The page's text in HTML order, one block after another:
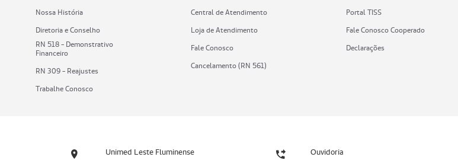
Nossa História
Diretoria e Conselho
RN 518 - Demonstrativo
Financeiro
RN 309 - Reajustes
Trabalhe Conosco
Central de Atendimento
Loja de Atendimento
Fale Conosco
Cancelamento (RN 561)
Portal TISS
Fale Conosco Cooperado
Declarações
Unimed Leste Fluminense Ouvidoria